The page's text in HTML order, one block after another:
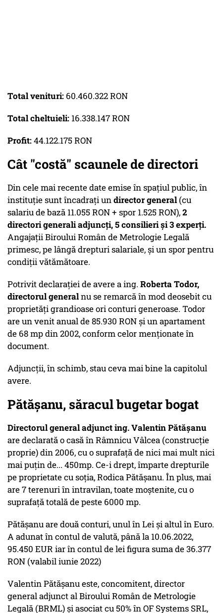
Total venituri: 60.460.322 RON
Total cheltuieli: 16.338.147 RON
Profit:44.122.175 RON
Cât "costă" scaunele de directori
Din cele mai recente date emise în spaţiul public, în
instituţie sunt încadraţi undirector general(cu
salariu de bază 11.055 RON + spor 1.525 RON),2
directori generali adjuncţi, 5 consilieri şi 3 experţi.
Angajaţii Biroului Român de Metrologie Legală
primesc, pe lângă drepturi salariale, şi un spor pentru
condiţii vătămătoare.
Potrivit declaraţiei de avere a ing. Roberta Todor,
directorul generalnu se remarcă în mod deosebit cu
proprietăţi grandioase ori conturi generoase. Todor
are un venit anual de 85.930 RON şi un apartament
de 68 mp din 2002, conform celor menţionate în
document.
Adjuncţii, în schimb, stau ceva mai bine la capitolul
avere.
Pătăşanu, săracul bugetar bogat
Directorul general adjunct ing. Valentin Pătăşanu
are declarată o casă în Râmnicu Vâlcea (construcţie
proprie) din 2006, cu o suprafaţă de nici mai mult nici
mai puţin de... 450mp. Ce-i drept, împarte drepturile
pe proprietate cu soţia, Rodica Pătăşanu. În plus, mai
are 7 terenuri în intravilan, toate moştenite, cu o
suprafaţă totală de peste 6000 mp.
Pătăşanu are două conturi, unul în Lei şi altul în Euro.
A adunat în contul de valută, până la 10.06.2022,
95.450 EUR iar în contul de lei figura suma de 36.377
RON (valabil iunie 2022)
Valentin Pătăşanu este, concomitent, director
general adjunct al Biroului Român de Metrologie
Legală (BRML) şi asociat cu 50% în OF Systems SRL,